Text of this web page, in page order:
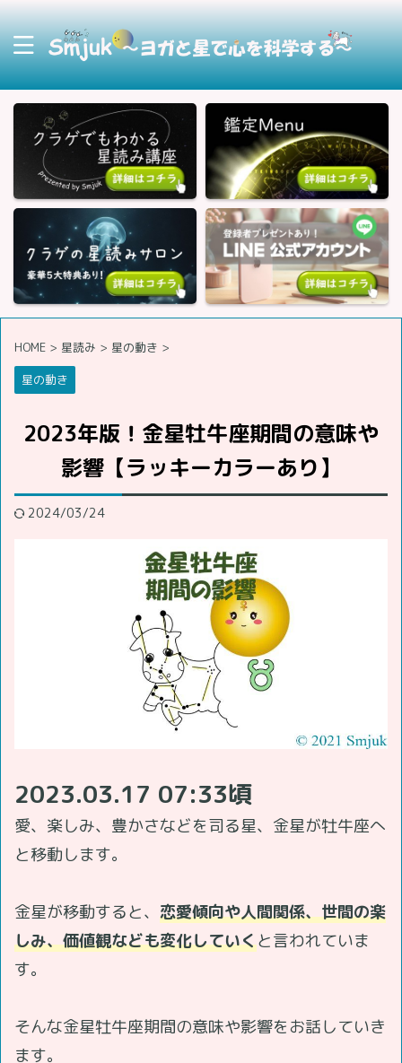
HOME > 星読み > 星の動き >
星の動き
2023年版！金星牡牛座期間の意味や
影響【ラッキーカラーあり】
2024/03/24
2023.03.17 07:33頃
愛、楽しみ、豊かさなどを司る星、金星が牡牛座へ
と移動します。
金星が移動すると、 恋愛傾向や人間関係、世間の楽
しみ、価値観なども変化していくと言われていま
す。
そんな金星牡牛座期間の意味や影響をお話していき
ます。